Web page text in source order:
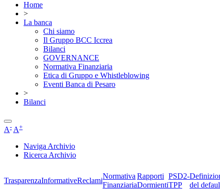
Home
>
La banca
Chi siamo
Il Gruppo BCC Iccrea
Bilanci
GOVERNANCE
Normativa Finanziaria
Etica di Gruppo e Whistleblowing
Eventi Banca di Pesaro
>
Bilanci
A- A+
Naviga Archivio
Ricerca Archivio
TrasparenzaInformativeReclami
Normativa
Finanziaria
Rapporti
Dormienti
PSD2-
TPP
del